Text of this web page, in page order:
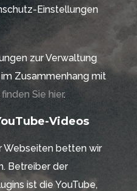
Einstellungen
zur Verwaltung
Zusammenhang mit
finden Sie hier.
Videos
Webseiten betten wir
Betreiber der
ist die YouTube,